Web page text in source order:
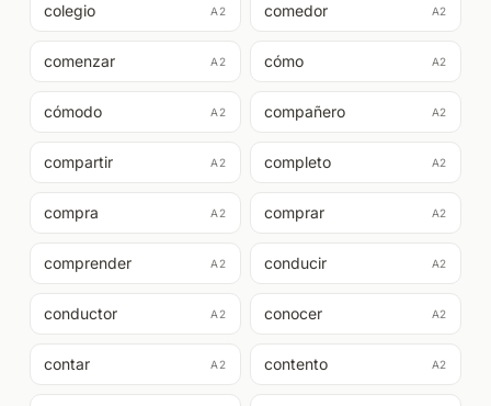
colegio A2 comedor A2
comenzar A2 cómo A2
cómodo A2 compañero A2
compartir A2 completo A2
compra A2 comprar A2
comprender A2 conducir A2
conductor A2 conocer A2
contar A2 contento A2